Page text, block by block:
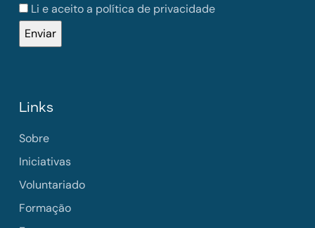
Li e aceito a política de privacidade
Links
Sobre
Iniciativas
Voluntariado
Formação